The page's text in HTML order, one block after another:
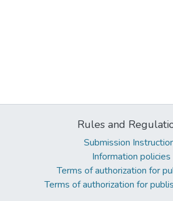
Rules and
Submission
Information policies
Terms of authorization for
Terms of authorization for